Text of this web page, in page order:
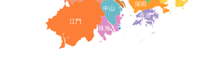
深圳
江門
香港
中山
珠海